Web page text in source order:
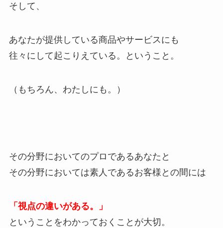
そして、
あなたが提供している商品やサービスにも
往々にして起こりえている。ということ。
（もちろん、わたしにも。）
その分野においてのプロであるあなたと
その分野においては素人であるお客様との間には
「視点の違いがある。」
ということをわかっておくことが大切。